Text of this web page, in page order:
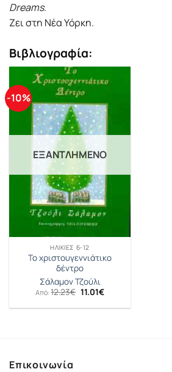
Dreams.
Ζει στη Νέα Υόρκη.
Βιβλιογραφία:
-10%
ΕΞΑΝΤΛΗΜΈΝΟ
ΗΛΙΚΊΕΣ 6-12
Το χριστουγεννιάτικο
δέντρο
Σάλαμον Τζούλι
Από:12.23€ Original
price
was:
11.01€Η
τιμή
Επικοινωνία